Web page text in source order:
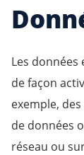
Les
de façon
exemple,
de données
réseau ou